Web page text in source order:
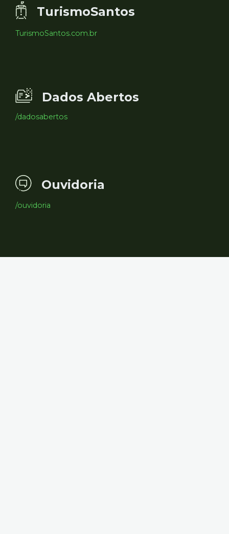
TurismoSantos
TurismoSantos.com.br
Dados Abertos
/dadosabertos
Ouvidoria
/ouvidoria